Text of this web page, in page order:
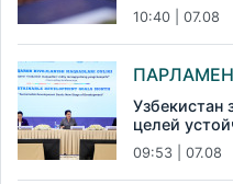
10:40 | 07.08
Узбекистан
целей
09:53 | 07.08